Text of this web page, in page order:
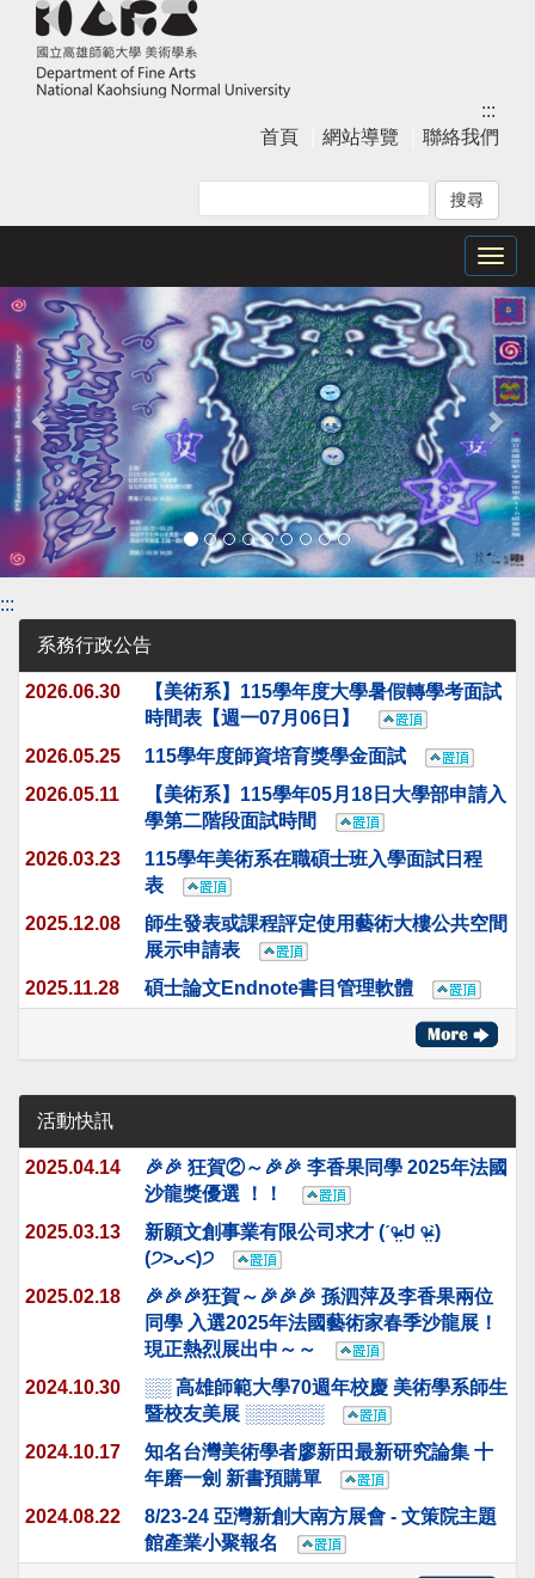
:::
首頁
網站導覽 聯絡我們
一
張
下
一
張
:::
系務行政公告
2026.06.30
【美術系】115學年度大學暑假轉學考面試
時間表【週一07月06日】
2026.05.25
115學年度師資培育獎學金面試
2026.05.11
【美術系】115學年05月18日大學部申請入
學第二階段面試時間
2026.03.23
115學年美術系在職碩士班入學面試日程
表
2025.12.08
師生發表或課程評定使用藝術大樓公共空間
展示申請表
2025.11.28
碩士論文Endnote書目管理軟體
活動快訊
2025.04.14
🎉🎉 狂賀②～🎉🎉 李香果同學 2025年法國
沙龍獎優選 ！！
2025.03.13
新願文創事業有限公司求才 (ˊᵒ̴̶̷̤ ꇴ ᵒ̴̶̷̤ˋ)
(੭˃ᴗ˂)੭
2025.02.18
🎉🎉🎉狂賀～🎉🎉🎉 孫泗萍及李香果兩位
同學 入選2025年法國藝術家春季沙龍展！
現正熱烈展出中～～
2024.10.30
░░ 高雄師範大學70週年校慶 美術學系師生
暨校友美展 ░░░░░░
2024.10.17
知名台灣美術學者廖新田最新研究論集 十
年磨一劍 新書預購單
2024.08.22
8/23-24 亞灣新創大南方展會 - 文策院主題
館產業小聚報名